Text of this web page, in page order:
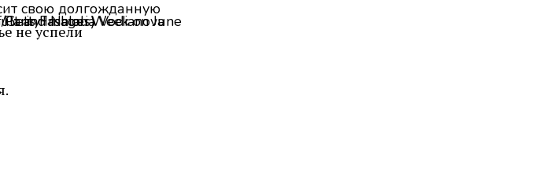
(Photo by Bertrand Rindoff Petroff/Getty Images)
не успели